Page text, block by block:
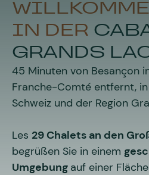
IN DER
GRANDS
45 Minuten von Besançon
Franche-Comté entfernt,
Schweiz und der Region
Les 29 Chalets an den
begrüßen Sie in einem
Umgebung auf einer